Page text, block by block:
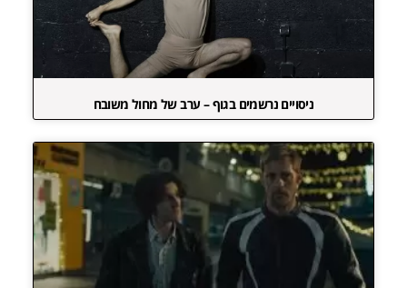
ניסויים נרשמים בגוף – ערב של מחול משובח